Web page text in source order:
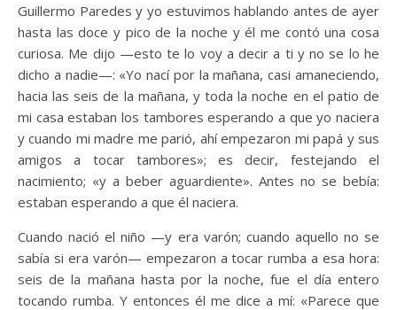
Guillermo Paredes y yo estuvimos hablando antes de ayer
hasta las doce y pico de la noche y él me contó una cosa
curiosa. Me dijo —esto te lo voy a decir a ti y no se lo he
dicho a nadie—: «Yo nací por la mañana, casi amaneciendo,
hacia las seis de la mañana, y toda la noche en el patio de
mi casa estaban los tambores esperando a que yo naciera
y cuando mi madre me parió, ahí empezaron mi papá y sus
amigos a tocar tambores»; es decir, festejando el
nacimiento; «y a beber aguardiente». Antes no se bebía:
estaban esperando a que él naciera.
Cuando nació el niño —y era varón; cuando aquello no se
sabía si era varón— empezaron a tocar rumba a esa hora:
seis de la mañana hasta por la noche, fue el día entero
tocando rumba. Y entonces él me dice a mí: «Parece que